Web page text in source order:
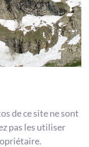
de ce site ne sont
pas les utiliser